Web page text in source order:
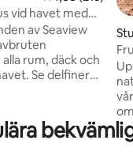
vid havet med
av Seaview
rum, däck och
Se delfiner
på vintern
4